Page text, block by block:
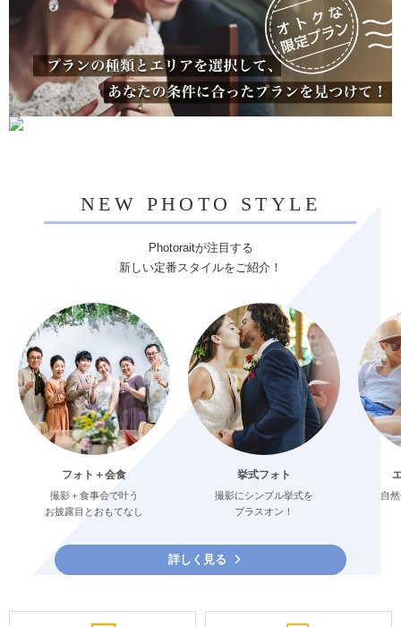
NEW PHOTO STYLE
Photoraitが注目する
新しい定番スタイルをご紹介！
フォト＋会食
撮影＋食事会で叶う
お披露目とおもてなし
挙式フォト
撮影にシンプル挙式を
プラスオン！
自
詳しく見る